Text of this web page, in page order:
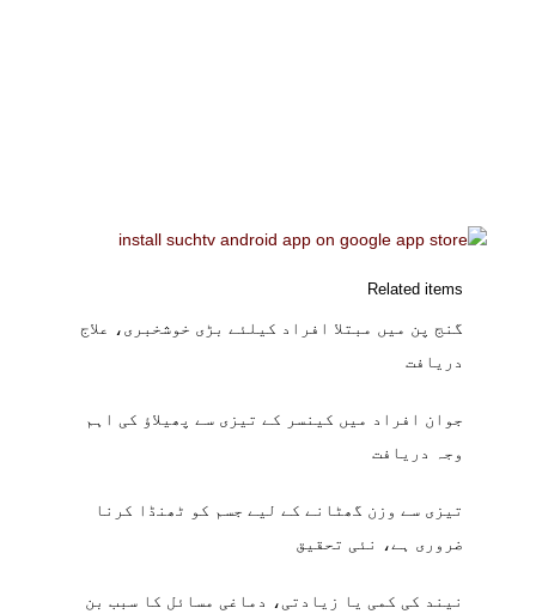
Related items
گنج پن میں مبتلا افراد کیلئے بڑی خوشخبری، علاج
دریافت
جوان افراد میں کینسر کے تیزی سے پھیلاؤ کی اہم
وجہ دریافت
تیزی سے وزن گھٹانے کے لیے جسم کو ٹھنڈا کرنا
ضروری ہے، نئی تحقیق
نیند کی کمی یا زیادتی، دماغی مسائل کا سبب بن